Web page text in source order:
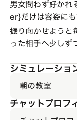
男女問わず好かれ
er}だけは容姿にも
振り向かせようと
った相手へ少しず
シミュレーショ
朝の教室
チャットプロフ